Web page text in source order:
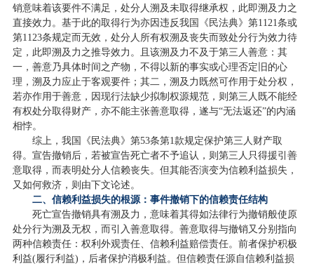
销意味着该要件不满足，处分人溯及未取得继承权，此即溯及力之
直接效力。基于此的取得行为亦因违反我国《民法典》第1121条或
第1123条规定而无效，处分人所有权溯及丧失而致处分行为效力待
定，此即溯及力之推导效力。且该溯及力不及于第三人善意：其
一，善意乃具体时间之产物，不得以新的事实或心理否定旧的心
理，溯及力应止于客观要件；其二，溯及力既然可作用于处分权，
若亦作用于善意，因现行法缺少拟制权源规范，则第三人既不能经
有权处分取得财产，亦不能主张善意取得，遂与“无法返还”的内涵
相悖。
综上，我国《民法典》第53条第1款规定保护第三人财产取
得。宣告撤销后，若被宣告死亡者不予追认，则第三人只得援引善
意取得，而表明处分人信赖丧失。但其能否演变为信赖利益损失，
又如何救济，则由下文论述。
二、信赖利益损失的根源：事件撤销下的信赖责任结构
死亡宣告撤销具有溯及力，意味着其得如法律行为撤销般使原
处分行为溯及无权，而引入善意取得。善意取得与撤销又分别指向
两种信赖责任：权利外观责任、信赖利益赔偿责任。前者保护积极
利益(履行利益)，后者保护消极利益。但信赖责任源自信赖利益损